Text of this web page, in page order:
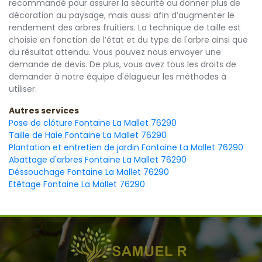
recommandé pour assurer la sécurité ou donner plus de
décoration au paysage, mais aussi afin d’augmenter le
rendement des arbres fruitiers. La technique de taille est
choisie en fonction de l’état et du type de l'arbre ainsi que
du résultat attendu. Vous pouvez nous envoyer une
demande de devis. De plus, vous avez tous les droits de
demander à notre équipe d'élagueur les méthodes à
utiliser.
Autres services
Pose de clôture Fontaine La Mallet 76290
Taille de Haie Fontaine La Mallet 76290
Plantation et entretien de jardin Fontaine La Mallet 76290
Abattage d'arbres Fontaine La Mallet 76290
Déssouchage Fontaine La Mallet 76290
Etêtage Fontaine La Mallet 76290